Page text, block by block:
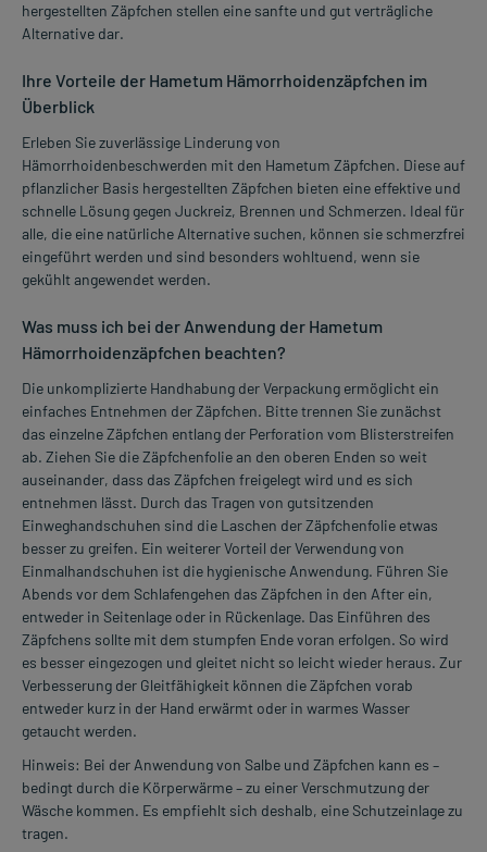
hergestellten Zäpfchen stellen eine sanfte und gut verträgliche
Alternative dar.
Ihre Vorteile der Hametum Hämorrhoidenzäpfchen im
Überblick
Erleben Sie zuverlässige Linderung von
Hämorrhoidenbeschwerden mit den Hametum Zäpfchen. Diese auf
pflanzlicher Basis hergestellten Zäpfchen bieten eine effektive und
schnelle Lösung gegen Juckreiz, Brennen und Schmerzen. Ideal für
alle, die eine natürliche Alternative suchen, können sie schmerzfrei
eingeführt werden und sind besonders wohltuend, wenn sie
gekühlt angewendet werden.
Was muss ich bei der Anwendung der Hametum
Hämorrhoidenzäpfchen beachten?
Die unkomplizierte Handhabung der Verpackung ermöglicht ein
einfaches Entnehmen der Zäpfchen. Bitte trennen Sie zunächst
das einzelne Zäpfchen entlang der Perforation vom Blisterstreifen
ab. Ziehen Sie die Zäpfchenfolie an den oberen Enden so weit
auseinander, dass das Zäpfchen freigelegt wird und es sich
entnehmen lässt. Durch das Tragen von gutsitzenden
Einweghandschuhen sind die Laschen der Zäpfchenfolie etwas
besser zu greifen. Ein weiterer Vorteil der Verwendung von
Einmalhandschuhen ist die hygienische Anwendung. Führen Sie
Abends vor dem Schlafengehen das Zäpfchen in den After ein,
entweder in Seitenlage oder in Rückenlage. Das Einführen des
Zäpfchens sollte mit dem stumpfen Ende voran erfolgen. So wird
es besser eingezogen und gleitet nicht so leicht wieder heraus. Zur
Verbesserung der Gleitfähigkeit können die Zäpfchen vorab
entweder kurz in der Hand erwärmt oder in warmes Wasser
getaucht werden.
Hinweis: Bei der Anwendung von Salbe und Zäpfchen kann es –
bedingt durch die Körperwärme – zu einer Verschmutzung der
Wäsche kommen. Es empfiehlt sich deshalb, eine Schutzeinlage zu
tragen.